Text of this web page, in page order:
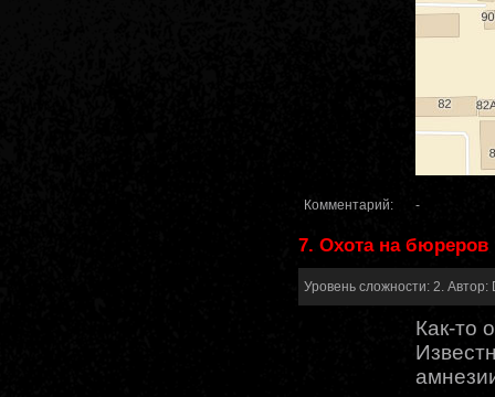
Комментарий: -
7. Охота на бюреров
Уровень сложности: 2.
Как-то